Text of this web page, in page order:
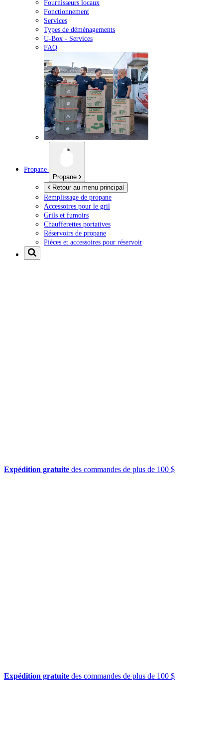
Fournisseurs locaux
Fonctionnement
Services
Types de déménagements
U-Box - Services
FAQ
Propane
Propane
Retour au menu principal
Remplissage de propane
Accessoires pour le gril
Grils et fumoirs
Chaufferettes portatives
Réservoirs de propane
Pièces et accessoires pour réservoir
Expédition gratuite des commandes de plus de 100 $
Expédition gratuite des commandes de plus de 100 $